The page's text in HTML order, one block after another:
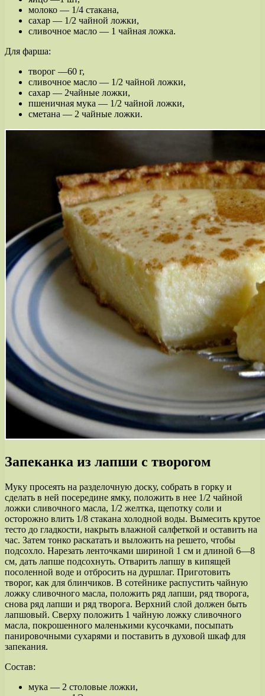
молоко — 1/4 стакана,
сахар — 1/2 чайной ложки,
сливочное масло — 1 чайная ложка.
Для фарша:
творог —60 г,
сливочное масло — 1/2 чайной ложки,
сахар — 2чайные ложки,
пшеничная мука — 1/2 чайной ложки,
сметана — 2 чайные ложки.
Запеканка из лапши с творогом
Муку просеять на разделочную доску, собрать в горку и
сделать в ней посередине ямку, положить в нее 1/2 чайной
ложки сливочного масла, 1/2 желтка, щепотку соли и
осторожно влить 1/8 стакана холодной воды. Вымесить крутое
тесто до гладкости, накрыть влажной салфеткой и оставить на
час. Затем тонко раскатать и выложить на решето, чтобы
подсохло. Нарезать ленточками шириной 1 см и длиной 6—8
см, дать лапше подсохнуть. Отварить лапшу в кипящей
посоленной воде и отбросить на дуршлаг. Приготовить
творог, как для блинчиков. В сотейнике распустить чайную
ложку сливочного масла, положить ряд лапши, ряд творога,
снова ряд лапши и ряд творога. Верхний слой должен быть
лапшовый. Сверху положить 1 чайную ложку сливочного
масла, покрошенного маленькими кусочками, посыпать
панировочными сухарями и поставить в духовой шкаф для
запекания.
Состав:
мука — 2 столовые ложки,